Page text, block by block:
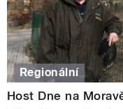
Regionální
Host Dne na